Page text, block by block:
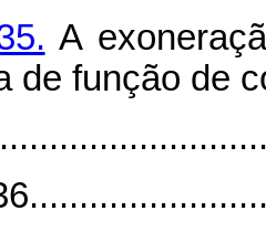
A
de função de